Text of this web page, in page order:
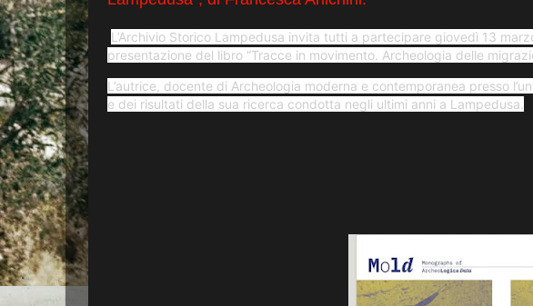
L’Archivio Storico Lampedusa invita tutti a partecipare giovedì 13
presentazione del libro “Tracce in movimento. Archeologia delle
L’autrice, docente di Archeologia moderna e contemporanea presso
e dei risultati della sua ricerca condotta negli ultimi anni a Lampedusa.